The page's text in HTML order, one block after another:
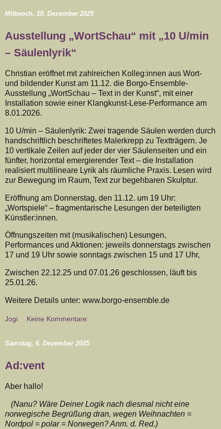
Mittwoch, 10. Dezember 2025
Ausstellung „WortSchau“ mit „10 U/min
– Säulenlyrik“
Christian eröffnet mit zahlreichen Kolleg:innen aus Wort-
und bildender Kunst am 11.12. die Borgo-Ensemble-
Ausstellung „WortSchau – Text in der Kunst“, mit einer
Installation sowie einer Klangkunst-Lese-Performance am
8.01.2026.
10 U/min – Säulenlyrik: Zwei tragende Säulen werden durch
handschriftlich beschriftetes Malerkrepp zu Textträgern. Je
10 vertikale Zeilen auf jeder der vier Säulenseiten und ein
fünfter, horizontal emergierender Text – die Installation
realisiert multilineare Lyrik als räumliche Praxis. Lesen wird
zur Bewegung im Raum, Text zur begehbaren Skulptur.
Eröffnung am Donnerstag, den 11.12. um 19 Uhr:
„Wortspiele“ – fragmentarische Lesungen der beteiligten
Künstler:innen.
Öffnungszeiten mit (musikalischen) Lesungen,
Performances und Aktionen: jeweils donnerstags zwischen
17 und 19 Uhr sowie sonntags zwischen 15 und 17 Uhr,
Zwischen 22.12.25 und 07.01.26 geschlossen, läuft bis
25.01.26.
Weitere Details unter: www.borgo-ensemble.de
Jogi Keine Kommentare:
Samstag, 6. Dezember 2025
Ad:vent
Aber hallo!
(Nanu? Wäre Deiner Logik nach diesmal nicht eine
norwegische Begrüßung dran, wegen Weihnachten =
Nordpol = polar = Norwegen? Anm. d. Red.)